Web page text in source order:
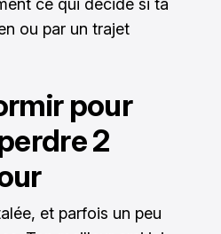
ce qui décide si ta
ou par un trajet
pour
2
et parfois un peu